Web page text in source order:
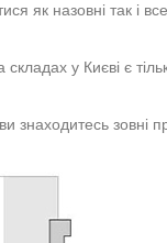
як назовні так і
у Києві є
зовні